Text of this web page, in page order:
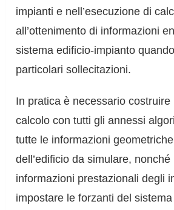
impianti e nell’esecuzione di
all’ottenimento di informazioni
sistema edificio-impianto
particolari sollecitazioni.
In pratica è necessario
calcolo con tutti gli annessi
tutte le informazioni
dell’edificio da simulare,
informazioni prestazionali degli
impostare le forzanti del